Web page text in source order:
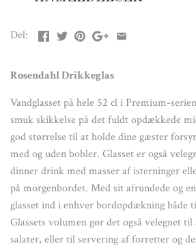
Blyfrit glas
Størrelse:
D: 9,73 H: 10,27
OBS:
Vi anbefaler, at glas vaskes på max. 50-
Del:
Rosendahl Drikkeglas
Vandglasset på hele 52 cl i Premium-
smuk skikkelse på det fuldt opdækkede
god størrelse til at holde dine gæster
med og uden bobler. Glasset er også
dinner drink med masser af isterninger
på morgenbordet. Med sit afrundede og
glasset ind i enhver bordopdækning både
Glassets volumen gør det også velegnet
salater, eller til servering af forretter og